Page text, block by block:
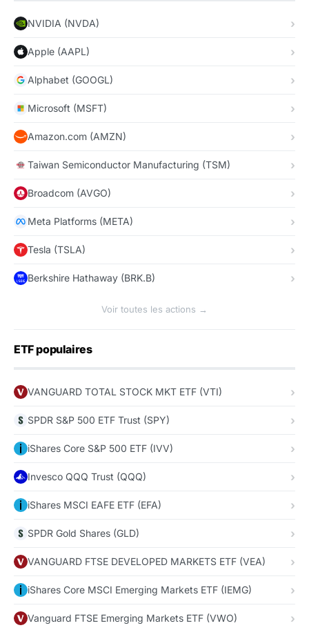
NVIDIA (NVDA)
Apple (AAPL)
Alphabet (GOOGL)
Microsoft (MSFT)
Amazon.com (AMZN)
Taiwan Semiconductor Manufacturing (TSM)
Broadcom (AVGO)
Meta Platforms (META)
Tesla (TSLA)
Berkshire Hathaway (BRK.B)
Voir toutes les actions →
ETF populaires
VANGUARD TOTAL STOCK MKT ETF (VTI)
SPDR S&P 500 ETF Trust (SPY)
iShares Core S&P 500 ETF (IVV)
Invesco QQQ Trust (QQQ)
iShares MSCI EAFE ETF (EFA)
SPDR Gold Shares (GLD)
VANGUARD FTSE DEVELOPED MARKETS ETF (VEA)
iShares Core MSCI Emerging Markets ETF (IEMG)
Vanguard FTSE Emerging Markets ETF (VWO)